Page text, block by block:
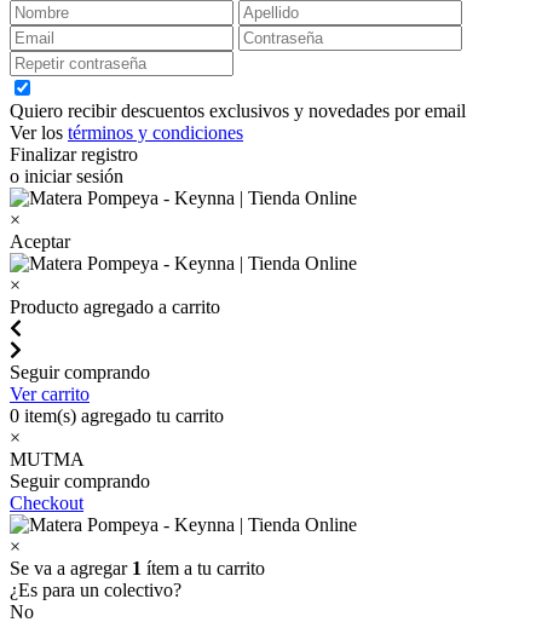
Quiero recibir descuentos exclusivos y novedades por email
Ver los términos y condiciones
Finalizar registro
o iniciar sesión
×
Aceptar
×
Producto agregado a carrito
Seguir comprando
Ver carrito
0 item(s) agregado tu carrito
×
MUTMA
Seguir comprando
Checkout
×
Se va a agregar 1 ítem a tu carrito
¿Es para un colectivo?
No